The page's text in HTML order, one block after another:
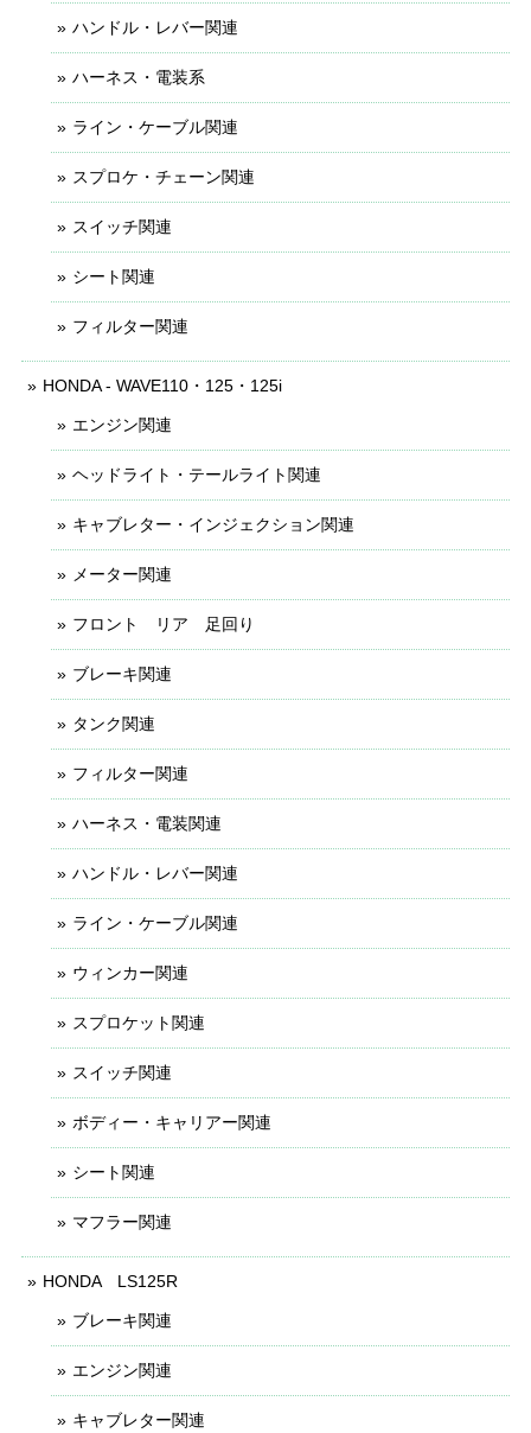
ハンドル・レバー関連
ハーネス・電装系
ライン・ケーブル関連
スプロケ・チェーン関連
スイッチ関連
シート関連
フィルター関連
HONDA - WAVE110・125・125i
エンジン関連
ヘッドライト・テールライト関連
キャブレター・インジェクション関連
メーター関連
フロント リア 足回り
ブレーキ関連
タンク関連
フィルター関連
ハーネス・電装関連
ハンドル・レバー関連
ライン・ケーブル関連
ウィンカー関連
スプロケット関連
スイッチ関連
ボディー・キャリアー関連
シート関連
マフラー関連
HONDA LS125R
ブレーキ関連
エンジン関連
キャブレター関連